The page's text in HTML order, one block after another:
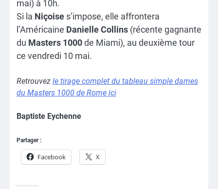
mai) à 10h.
Si la Niçoise s’impose, elle affrontera
l’Américaine Danielle Collins (récente gagnante
du Masters 1000de Miami), au deuxième tour
ce vendredi 10 mai.
Retrouvez le tirage complet du tableau simple dames
du Masters 1000 de Rome ici
Baptiste Eychenne
Partager :
Facebook X